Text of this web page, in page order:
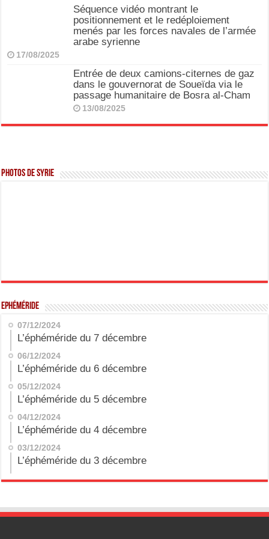
Séquence vidéo montrant le
positionnement et le redéploiement
menés par les forces navales de l’armée
arabe syrienne
17/08/2025
Entrée de deux camions-citernes de gaz
dans le gouvernorat de Soueïda via le
passage humanitaire de Bosra al-Cham
13/08/2025
Photos de Syrie
Ephéméride
07/12/2024
L’éphéméride du 7 décembre
06/12/2024
L’éphéméride du 6 décembre
05/12/2024
L’éphéméride du 5 décembre
04/12/2024
L’éphéméride du 4 décembre
03/12/2024
L’éphéméride du 3 décembre